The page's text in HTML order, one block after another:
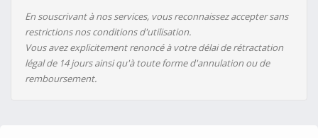
En souscrivant à nos services, vous reconnaissez accepter sans
restrictions nos conditions d'utilisation.
Vous avez explicitement renoncé à votre délai de rétractation
légal de 14 jours ainsi qu'à toute forme d'annulation ou de
remboursement.